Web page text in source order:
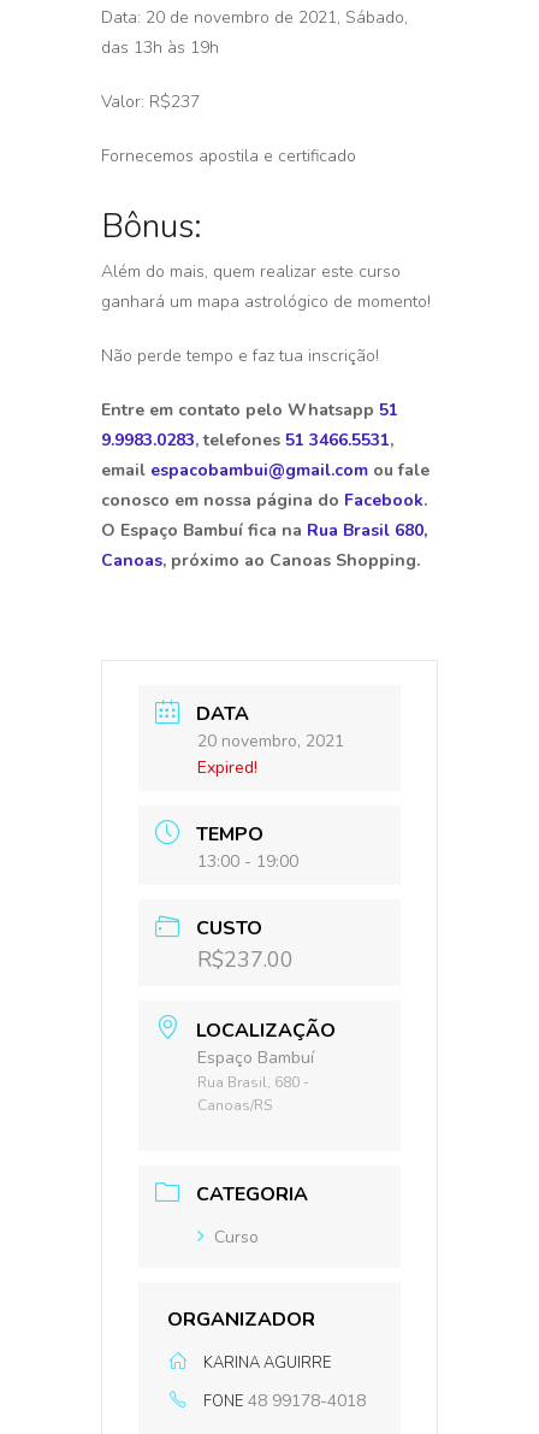
Data: 20 de novembro de 2021, Sábado,
das 13h às 19h
Valor: R$237
Fornecemos apostila e certificado
Bônus:
Além do mais, quem realizar este curso
ganhará um mapa astrológico de momento!
Não perde tempo e faz tua inscrição!
Entre em contato pelo Whatsapp 51
9.9983.0283, telefones 51 3466.5531,
email espacobambui@gmail.com ou fale
conosco em nossa página do Facebook.
O Espaço Bambuí fica na Rua Brasil 680,
Canoas, próximo ao Canoas Shopping.
DATA
20 novembro, 2021
Expired!
TEMPO
13:00 - 19:00
CUSTO
R$237.00
LOCALIZAÇÃO
Espaço Bambuí
Rua Brasil, 680 -
Canoas/RS
CATEGORIA
Curso
ORGANIZADOR
KARINA AGUIRRE
FONE 48 99178-4018